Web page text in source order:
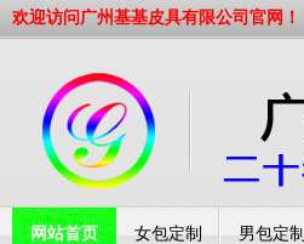
欢迎访问广州基基皮具有限公司官网！
网站首页 女包定制 男包定制